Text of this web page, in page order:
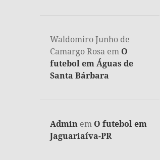
Waldomiro Junho de
Camargo Rosa em O
futebol em Águas de
Santa Bárbara
Admin em O futebol em
Jaguariaíva-PR